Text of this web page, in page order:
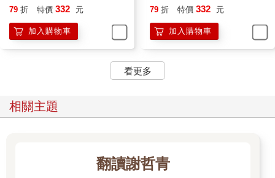
＋雨漸耳金屬書籤)
79 折 特價 332 元
加入購物車
79 折 特價 332 元
加入購物車
看更多
相關主題
翻讀謝哲青